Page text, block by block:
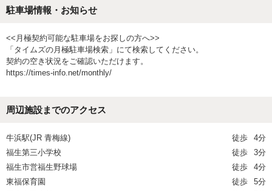
駐車場情報・お知らせ
<<月極契約可能な駐車場をお探しの方へ>>
「タイムズの月極駐車場検索」にて検索してください。
契約の空き状況をご確認いただけます。
https://times-info.net/monthly/
周辺施設までのアクセス
牛浜駅(JR 青梅線) 徒歩
4分
福生第三小学校
徒歩
3分
福生市営福生野球場
徒歩
4分
東福保育園
徒歩
5分